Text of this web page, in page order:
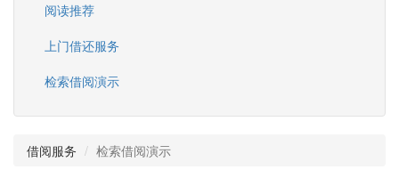
阅读推荐
上门借还服务
检索借阅演示
借阅服务 检索借阅演示